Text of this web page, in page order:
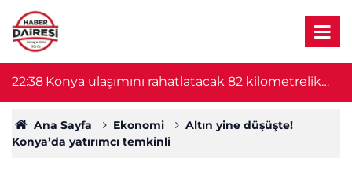
22:38 Konya ulaşımını rahatlatacak 82 kilometrelik
proje başlıyor! Bakan Uraloğlu duyurdu
Ana Sayfa Ekonomi
Altın yine düşüşte!
Konya’da yatırımcı temkinli